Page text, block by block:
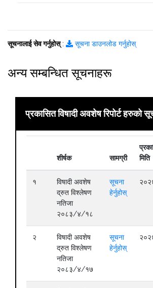
सूचनालाई सेव गर्नुहोस्: सूचना डाउनलोड गर्नुहोस्
अन्य सम्बन्धित सूचनाहरू
प्रकासित विषादी अवशेष रिपोर्ट हरुको
शीर्षक सामग्री
मिति
१
विषादी अवशेष
द्रुत विश्लेषण
नतिजा
२०८३/४/१८
सूचना
हेर्नुहोस्
२
विषादी अवशेष
द्रुत विश्लेषण
नतिजा
२०८३/४/१७
सूचना
हेर्नुहोस्